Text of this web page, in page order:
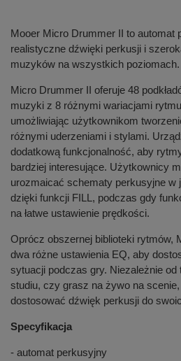
Mooer Micro Drummer II to automat
realistyczne dźwięki perkusji i
muzyków na wszystkich poziomach.
Micro Drummer II oferuje 48
muzyki z 8 różnymi wariacjami
umożliwiając użytkownikom
różnymi uderzeniami i stylami.
dodatkową funkcjonalność, aby
bardziej interesujące. Użytkownicy
urozmaicać schematy perkusyjne w
dzięki funkcji FILL, podczas gdy
na łatwe ustawienie prędkości.
Oprócz obszernej biblioteki rytmów,
dwa różne ustawienia EQ, aby
sytuacji podczas gry. Niezależnie
studiu, czy grasz na żywo na
dostosować dźwięk perkusji do
Specyfikacja
- automat perkusyjny